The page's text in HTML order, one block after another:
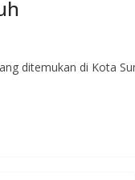
ditemukan di Kota